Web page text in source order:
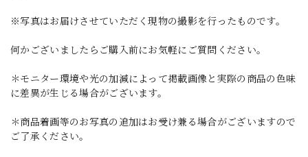
※写真はお届けさせていただく現物の撮影を行ったものです。
何かございましたらご購入前にお気軽にご質問ください。
＊モニター環境や光の加減によって掲載画像と実際の商品の色味
に差異が生じる場合がございます。
＊商品着画等のお写真の追加はお受け兼る場合がございますので
ご了承ください。